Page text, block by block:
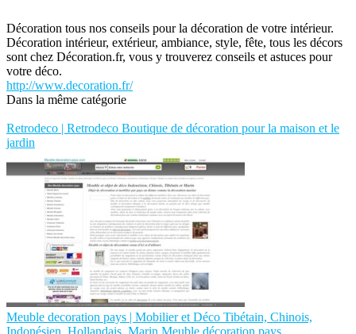
Décoration tous nos conseils pour la décoration de votre intérieur.
Décoration intérieur, extérieur, ambiance, style, fête, tous les décors
sont chez Décoration.fr, vous y trouverez conseils et astuces pour
votre déco.
http://www.decoration.fr/
Dans la même catégorie
Retrodeco | Retrodeco Boutique de décoration pour la maison et le
jardin
Meuble decoration pays | Mobilier et Déco Tibétain, Chinois,
Indonésien, Hollandais, Marin Meuble décoration pays